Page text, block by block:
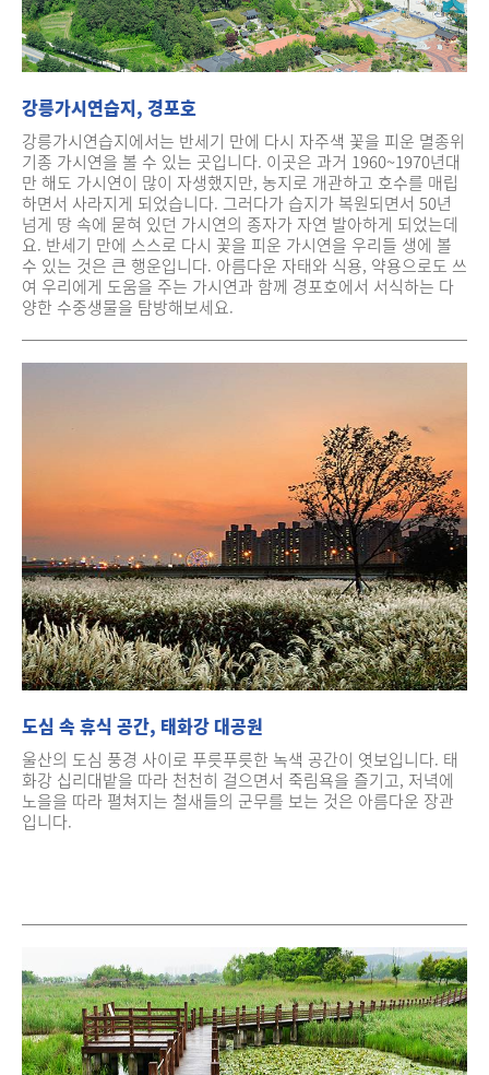
강릉가시연습지, 경포호
강릉가시연습지에서는 반세기 만에 다시 자주색 꽃을 피운 멸종위
기종 가시연을 볼 수 있는 곳입니다. 이곳은 과거 1960~1970년대
만 해도 가시연이 많이 자생했지만, 농지로 개관하고 호수를 매립
하면서 사라지게 되었습니다. 그러다가 습지가 복원되면서 50년
넘게 땅 속에 묻혀 있던 가시연의 종자가 자연 발아하게 되었는데
요. 반세기 만에 스스로 다시 꽃을 피운 가시연을 우리들 생에 볼
수 있는 것은 큰 행운입니다. 아름다운 자태와 식용, 약용으로도 쓰
여 우리에게 도움을 주는 가시연과 함께 경포호에서 서식하는 다
양한 수중생물을 탐방해보세요.
도심 속 휴식 공간, 태화강 대공원
울산의 도심 풍경 사이로 푸릇푸릇한 녹색 공간이 엿보입니다. 태
화강 십리대밭을 따라 천천히 걸으면서 죽림욕을 즐기고, 저녁에
노을을 따라 펼쳐지는 철새들의 군무를 보는 것은 아름다운 장관
입니다.